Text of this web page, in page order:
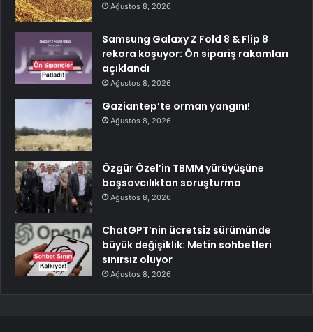
Ağustos 8, 2026
Samsung Galaxy Z Fold 8 & Flip 8
rekora koşuyor: Ön sipariş rakamları
açıklandı
Ağustos 8, 2026
Gaziantep’te orman yangını!
Ağustos 8, 2026
Özgür Özel’in TBMM yürüyüşüne
başsavcılıktan soruşturma
Ağustos 8, 2026
ChatGPT’nin ücretsiz sürümünde
büyük değişiklik: Metin sohbetleri
sınırsız oluyor
Ağustos 8, 2026